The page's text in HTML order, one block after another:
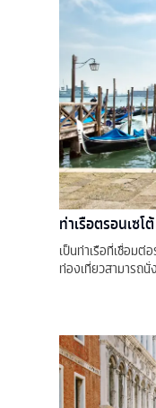
ท่าเรือตรอนเซโต้
เป็นท่าเรือที่เชื่อมต่
ท่องเที่ยวสามารถนั่